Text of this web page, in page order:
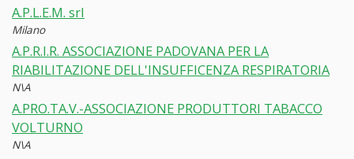
A.P.L.E.M. srl
Milano
A.P.R.I.R. ASSOCIAZIONE PADOVANA PER LA
RIABILITAZIONE DELL'INSUFFICENZA RESPIRATORIA
N\A
A.PRO.TA.V.-ASSOCIAZIONE PRODUTTORI TABACCO
VOLTURNO
N\A